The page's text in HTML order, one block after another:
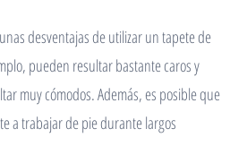
desventajas de utilizar un tapete de
pueden resultar bastante caros y
muy cómodos. Además, es posible que
a trabajar de pie durante largos